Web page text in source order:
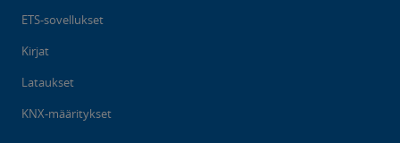
ETS-sovellukset
Kirjat
Lataukset
KNX-määritykset